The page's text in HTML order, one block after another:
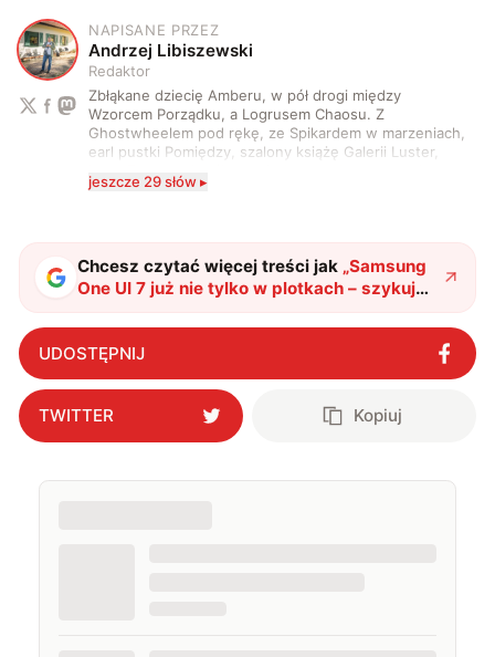
A
NAPISANE PRZEZ
Andrzej Libiszewski
Redaktor
Zbłąkane dziecię Amberu, w pół drogi między
Wzorcem Porządku, a Logrusem Chaosu. Z
Ghostwheelem pod rękę, ze Spikardem w marzeniach,
earl pustki Pomiędzy, szalony książę Galerii Luster,
serio? Pisaniem o szeroko pojętej technice o zajmuję
i gram w gry :)
jeszcze 29 słów ▸
Chcesz czytać więcej treści jak „Samsung
One UI 7 już nie tylko w plotkach – szykuj
się na płatne Galaxy AI"?
UDOSTĘPNIJ
TWITTER Kopiuj